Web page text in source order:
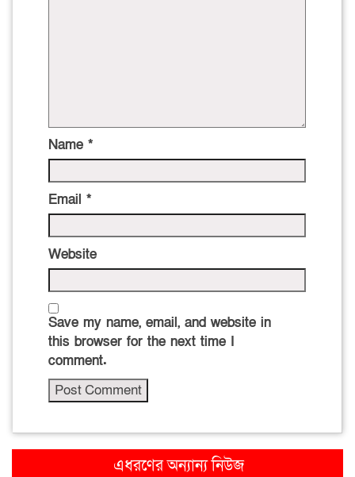
Name *
Email *
Website
Save my name, email, and website in
this browser for the next time I
comment.
এধরণের অন্যান্য নিউজ